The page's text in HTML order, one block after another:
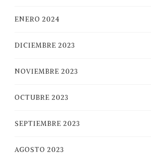
ENERO 2024
DICIEMBRE 2023
NOVIEMBRE 2023
OCTUBRE 2023
SEPTIEMBRE 2023
AGOSTO 2023